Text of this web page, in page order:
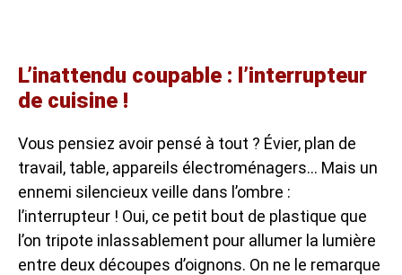
L’inattendu coupable : l’interrupteur
de cuisine !
Vous pensiez avoir pensé à tout ? Évier, plan de
travail, table, appareils électroménagers… Mais un
ennemi silencieux veille dans l’ombre :
l’interrupteur ! Oui, ce petit bout de plastique que
l’on tripote inlassablement pour allumer la lumière
entre deux découpes d’oignons. On ne le remarque